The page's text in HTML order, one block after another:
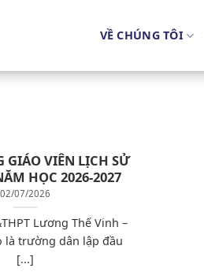
VỀ CHÚNG TÔI
GIÁO VIÊN LỊCH SỬ
HỌC 2026-2027
02/07/2026
Lương Thế Vinh –
là trường dân lập đầu
[...]